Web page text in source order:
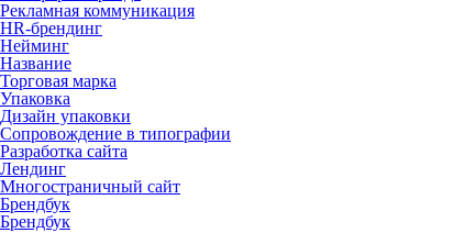
Рекламная коммуникация
HR-брендинг
Нейминг
Название
Торговая марка
Упаковка
Дизайн упаковки
Сопровождение в типографии
Разработка сайта
Лендинг
Многостраничный сайт
Брендбук
Брендбук